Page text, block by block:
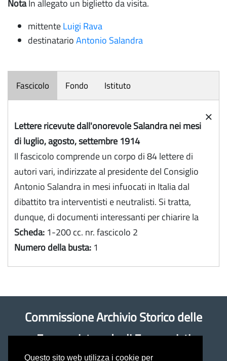
Questo sito web utilizza i cookie per
NotaIn allegato un biglietto da visita.
mittenteLuigi Rava
destinatarioAntonio Salandra
Fascicolo Fondo Istituto
×
Lettere ricevute dall'onorevole Salandra nei mesi
di luglio, agosto, settembre 1914
Il fascicolo comprende un corpo di 84 lettere di
autori vari, indirizzate al presidente del Consiglio
Antonio Salandra in mesi infuocati in Italia dal
dibattito tra interventisti e neutralisti. Si tratta,
dunque, di documenti interessanti per chiarire la
Scheda: 1-200 cc. nr. fascicolo 2
Numero della busta: 1
Commissione Archivio Storico delle
Economiste e degli Economisti